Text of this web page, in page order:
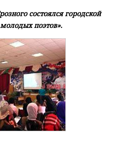
состоялся городской
поэтов».